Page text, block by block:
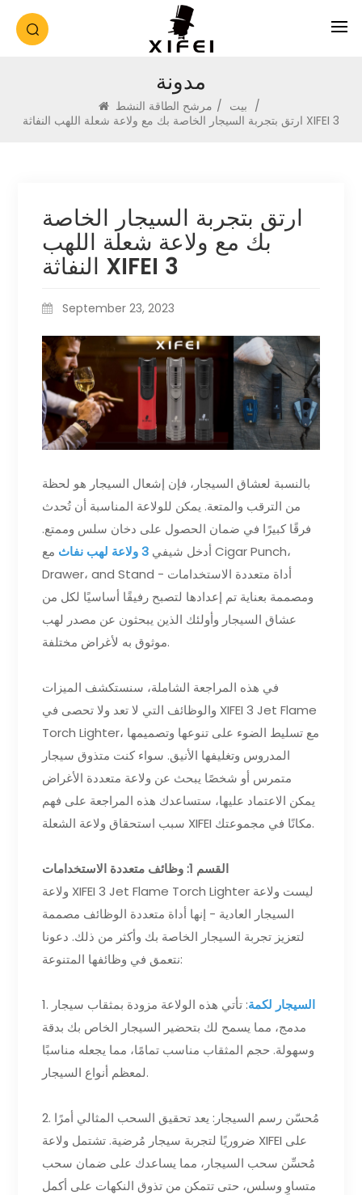
مدونة
بيت / مرشح الطاقة النشط
/
ارتق بتجربة السيجار الخاصة بك مع ولاعة شعلة اللهب النفاثة XIFEI 3
ارتق بتجربة السيجار الخاصة
بك مع ولاعة شعلة اللهب
النفاثة XIFEI 3
September 23, 2023
بالنسبة لعشاق السيجار، فإن إشعال السيجار هو لحظة
من الترقب والمتعة. يمكن للولاعة المناسبة أن تُحدث
فرقًا كبيرًا في ضمان الحصول على دخان سلس وممتع.
أدخل شيفي 3 ولاعة لهب نفاث
مع Cigar Punch،
Drawer، and Stand - أداة متعددة الاستخدامات
ومصممة بعناية تم إعدادها لتصبح رفيقًا أساسيًا لكل من
عشاق السيجار وأولئك الذين يبحثون عن مصدر لهب
موثوق به لأغراض مختلفة.
في هذه المراجعة الشاملة، سنستكشف الميزات
والوظائف التي لا تعد ولا تحصى في XIFEI 3 Jet Flame
Torch Lighter، مع تسليط الضوء على تنوعها وتصميمها
المدروس وتغليفها الأنيق. سواء كنت متذوق سيجار
متمرس أو شخصًا يبحث عن ولاعة متعددة الأغراض
يمكن الاعتماد عليها، ستساعدك هذه المراجعة على فهم
سبب استحقاق ولاعة الشعلة XIFEI مكانًا في مجموعتك.
القسم 1: وظائف متعددة الاستخدامات
ولاعة XIFEI 3 Jet Flame Torch Lighter ليست ولاعة
السيجار العادية - إنها أداة متعددة الوظائف مصممة
لتعزيز تجربة السيجار الخاصة بك وأكثر من ذلك. دعونا
نتعمق في وظائفها المتنوعة:
1. السيجار لكمة: تأتي هذه الولاعة مزودة بمثقاب سيجار
مدمج، مما يسمح لك بتحضير السيجار الخاص بك بدقة
وسهولة. حجم المثقاب مناسب تمامًا، مما يجعله مناسبًا
لمعظم أنواع السيجار.
2. مُحسّن رسم السيجار: يعد تحقيق السحب المثالي أمرًا
ضروريًا لتجربة سيجار مُرضية. تشتمل ولاعة XIFEI على
مُحسِّن سحب السيجار، مما يساعدك على ضمان سحب
متساوٍ وسلس، حتى تتمكن من تذوق النكهات على أكمل